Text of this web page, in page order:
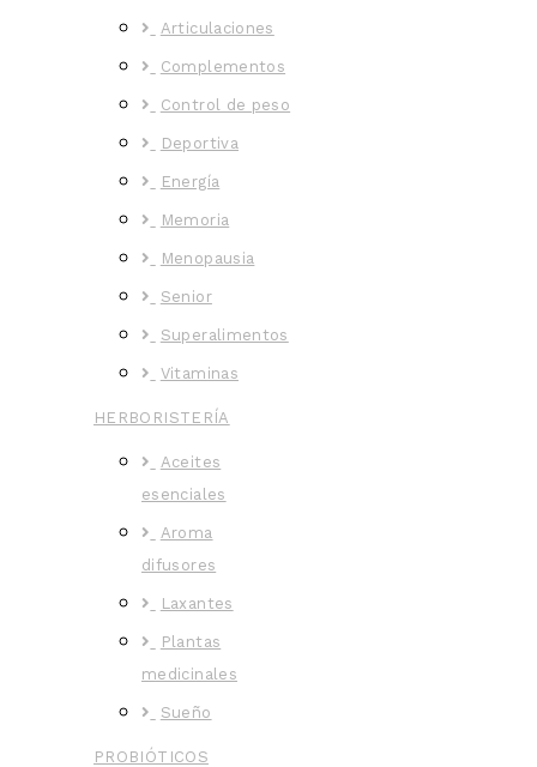
Articulaciones
Complementos
Control de peso
Deportiva
Energía
Memoria
Menopausia
Senior
Superalimentos
Vitaminas
HERBORISTERÍA
Aceites
esenciales
Aroma
difusores
Laxantes
Plantas
medicinales
Sueño
PROBIÓTICOS